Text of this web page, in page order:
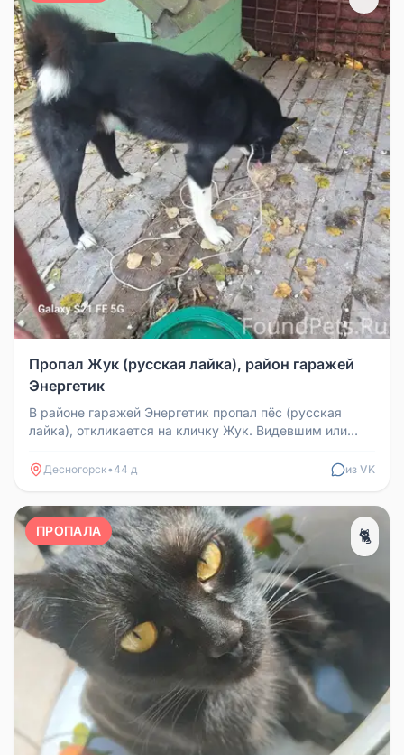
Пропал Жук (русская лайка), район гаражей
Энергетик
В районе гаражей Энергетик пропал пёс (русская
лайка), откликается на кличку Жук. Видевшим или
Десногорск•44 д из VK
ПРОПАЛА 🐈